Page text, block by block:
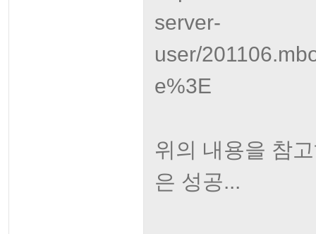
server-
user/
e%3E
위의 내용을 참
은 성공...